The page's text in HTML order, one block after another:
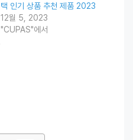
택 인기 상품 추천 제품 2023
12월 5, 2023
"CUPAS"에서